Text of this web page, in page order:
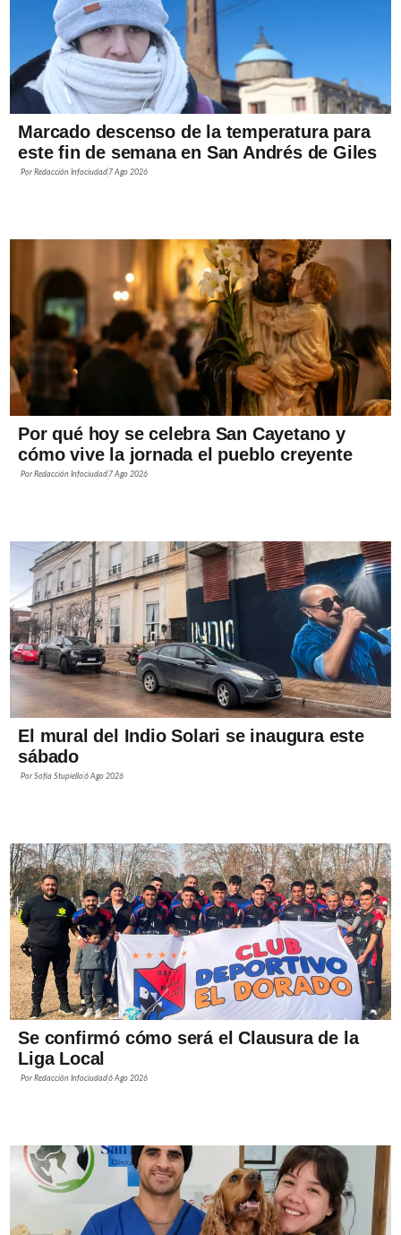
Marcado descenso de la temperatura para
este fin de semana en San Andrés de Giles
PorRedacción Infociudad 7 Ago 2026
Por qué hoy se celebra San Cayetano y
cómo vive la jornada el pueblo creyente
PorRedacción Infociudad 7 Ago 2026
El mural del Indio Solari se inaugura este
sábado
PorSofía Stupiello6 Ago 2026
Se confirmó cómo será el Clausura de la
Liga Local
PorRedacción Infociudad6 Ago 2026